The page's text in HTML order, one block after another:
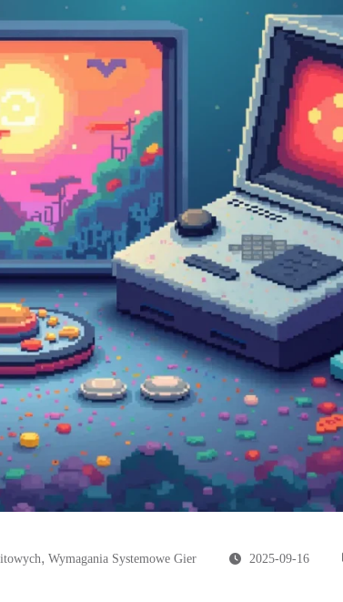
, Wymagania Systemowe Gier 2025-09-16